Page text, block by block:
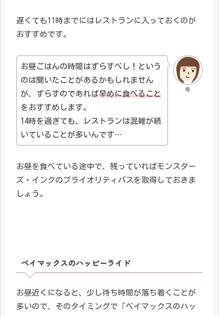
遅くても11時までにはレストランに入っておくのが
おすすめです。
母
お昼ごはんの時間はずらすべし！という
のは聞いたことがあるかもしれません
が、ずらすのであれば早めに食べること
をおすすめします。
14時を過ぎても、レストランは混雑が続
いていることが多いんです…
お昼を食べている途中で、残っていればモンスター
ズ・インクのプライオリティパスを取得しておきま
しょう。
ベイマックスのハッピーライド
お昼近くになると、少し待ち時間が落ち着くことが
多いので、そのタイミングで「ベイマックスのハッ